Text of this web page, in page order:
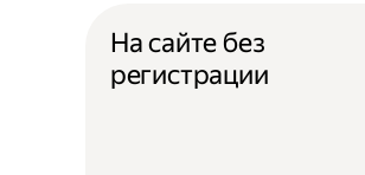
На сайте без
регистрации